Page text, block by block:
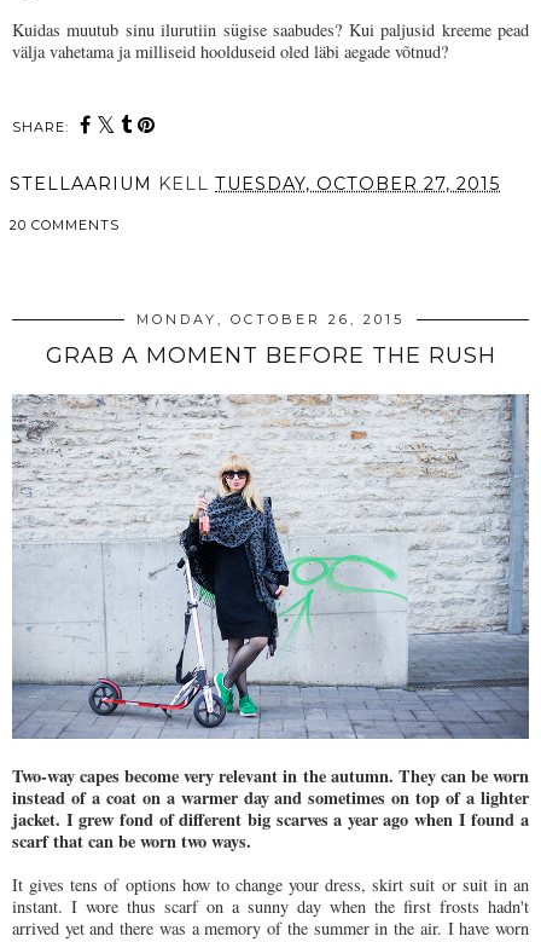
Kuidas muutub sinu ilurutiin sügise saabudes? Kui paljusid kreeme pead
välja vahetama ja milliseid hoolduseid oled läbi aegade võtnud?
SHARE:
STELLAARIUM KELL TUESDAY, OCTOBER 27, 2015
20 COMMENTS
MONDAY, OCTOBER 26, 2015
GRAB A MOMENT BEFORE THE RUSH
Two-way capes become very relevant in the autumn. They can be worn
instead of a coat on a warmer day and sometimes on top of a lighter
jacket. I grew fond of different big scarves a year ago when I found a
scarf that can be worn two ways.
It gives tens of options how to change your dress, skirt suit or suit in an
instant. I wore thus scarf on a sunny day when the first frosts hadn't
arrived yet and there was a memory of the summer in the air. I have worn